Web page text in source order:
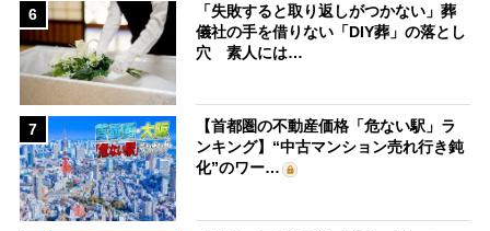
6
「失敗すると取り返しがつかない」葬
儀社の手を借りない「DIY葬」の落とし
穴 素人には…
7
【首都圏の不動産価格「危ない駅」ラ
ンキング】“中古マンション売れ行き鈍
化”のワー…